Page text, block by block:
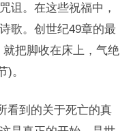
诅。在这些祝福中，
歌。创世纪49章的最
就把脚收在床上，气绝
)。
看到的关于死亡的真